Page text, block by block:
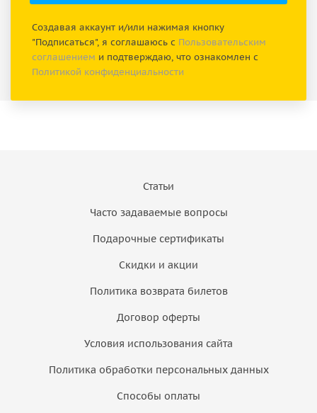
Создавая аккаунт и/или нажимая кнопку
"Подписаться", я соглашаюсь с Пользовательским
соглашением и подтверждаю, что ознакомлен с
Политикой конфиденциальности
Статьи
Часто задаваемые вопросы
Подарочные сертификаты
Скидки и акции
Политика возврата билетов
Договор оферты
Условия использования сайта
Политика обработки персональных данных
Способы оплаты